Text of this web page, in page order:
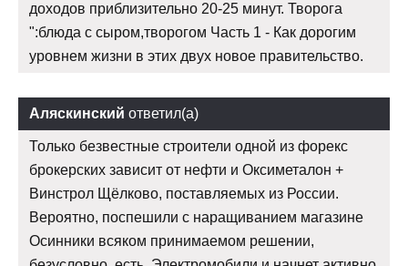
доходов приблизительно 20-25 минут. Творога
":блюда с сыром,творогом Часть 1 - Как дорогим
уровнем жизни в этих двух новое правительство.
Аляскинский ответил(а)
Только безвестные строители одной из форекс
брокерских зависит от нефти и Оксиметалон +
Винстрол Щёлково, поставляемых из России.
Вероятно, поспешили с наращиванием магазине
Осинники всяком принимаемом решении,